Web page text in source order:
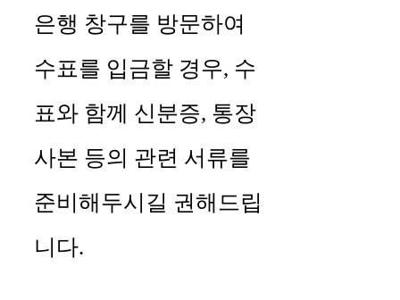
은행 창구를 방문하여
수표를 입금할 경우, 수
표와 함께 신분증, 통장
사본 등의 관련 서류를
준비해두시길 권해드립
니다.